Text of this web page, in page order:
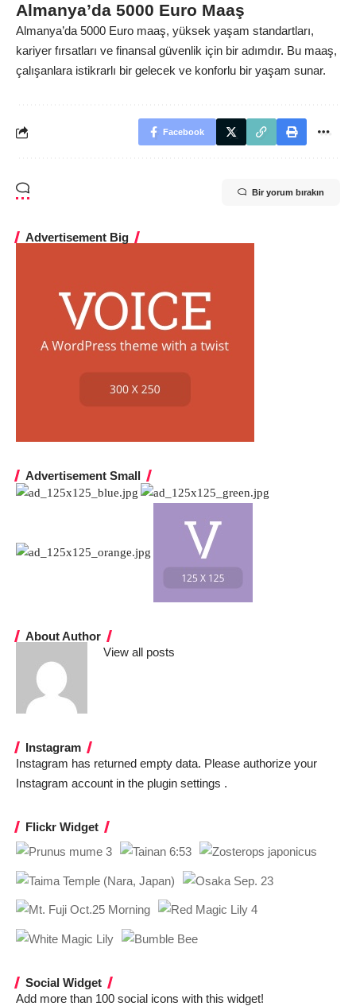
Almanya’da 5000 Euro Maaş
Almanya’da 5000 Euro maaş, yüksek yaşam standartları,
kariyer fırsatları ve finansal güvenlik için bir adımdır. Bu maaş,
çalışanlara istikrarlı bir gelecek ve konforlu bir yaşam sunar.
Facebook
Bir yorum bırakın
Advertisement Big
Advertisement Small
About Author
View all posts
Instagram
Instagram has returned empty data. Please authorize your
Instagram account in the plugin settings .
Flickr Widget
Social Widget
Add more than 100 social icons with this widget!